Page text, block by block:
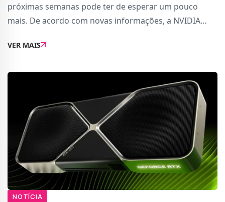
próximas semanas pode ter de esperar um pouco
mais. De acordo com novas informações, a NVIDIA
RTX 5060 Ti foi adiado para meados de abril, en
VER MAIS
NOTÍCIA